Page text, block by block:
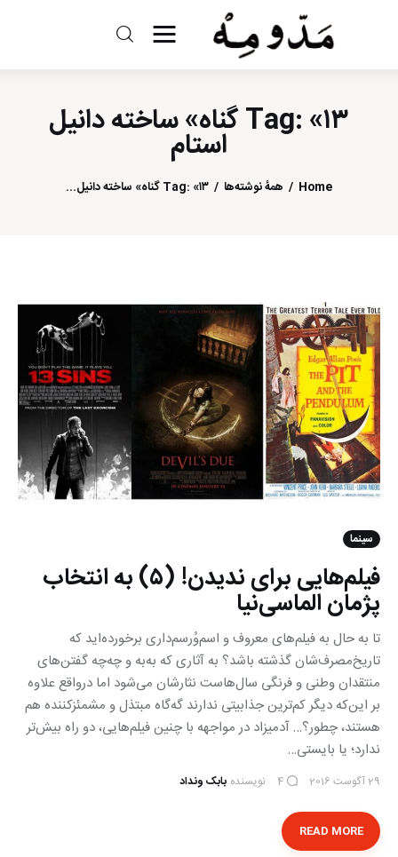
Tag: «۱۳ گناه» ساخته دانیل
استام
Home همهٔ نوشته‌ها Tag: «۱۳ گناه» ساخته دانیل...
مد و مه
ادبیات
درباره ما
سینما
فیلم‌هایی برای ندیدن! (۵) به انتخاب
پژمان الماسی‌نیا
تا به حال به فیلم‌های معروف و اسم‌وُرسم‌داری برخورده‌اید که
تاریخ‌مصرف‌شان گذشته باشد؟ به آثاری که به‌به‌ و چه‌چه‌ گفتن‌های
منتقدان وطنی و فرنگی سال‌هاست نثارشان می‌شود اما درواقع علاوه
بر این‌که دیگر کم‌ترین جذابیتی ندارند گه‌گاه مبتذل و مشمئزکننده هم
هستند، چطور؟… آدمیزاد در مواجهه با چنین فیلم‌هایی، دو راه بیش‌تر
ندارد؛ یا بایستی…
29 آگوست 2016 4 نویسنده بابک ونداد
READ MORE